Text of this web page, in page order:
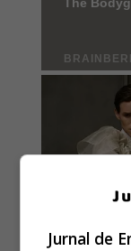
Jurnal de